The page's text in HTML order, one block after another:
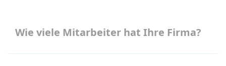
Wie viele Mitarbeiter hat Ihre Firma?